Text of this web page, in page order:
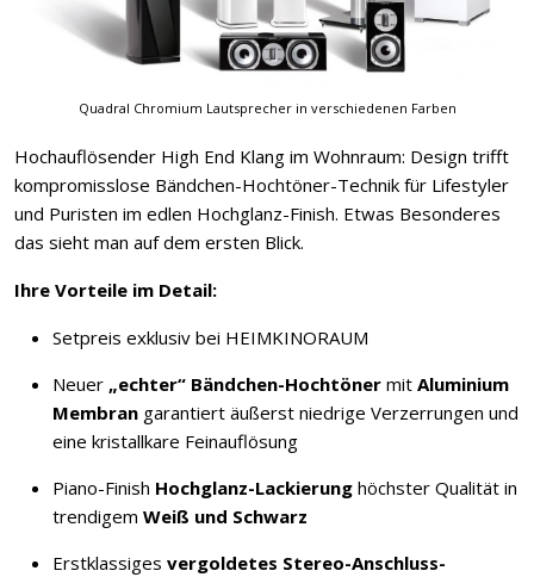
Quadral Chromium Lautsprecher in verschiedenen Farben
Hochauflösender High End Klang im Wohnraum: Design trifft
kompromisslose Bändchen-Hochtöner-Technik für Lifestyler
und Puristen im edlen Hochglanz-Finish. Etwas Besonderes
das sieht man auf dem ersten Blick.
Ihre Vorteile im Detail:
Setpreis exklusiv bei HEIMKINORAUM
Neuer „echter“ Bändchen-Hochtöner mit Aluminium
Membran garantiert äußerst niedrige Verzerrungen und
eine kristallkare Feinauflösung
Piano-Finish Hochglanz-Lackierung höchster Qualität in
trendigem Weiß und Schwarz
Erstklassiges vergoldetes Stereo-Anschluss-